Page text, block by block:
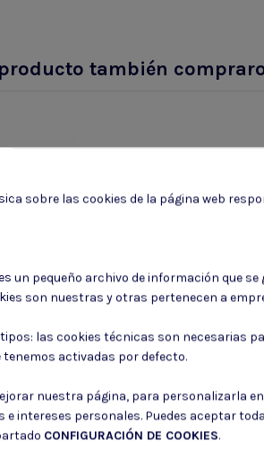
también
pistola
HOLSTER
4
sobre las cookies de la página web
un pequeño archivo de información que
son nuestras y otras pertenecen a
las cookies técnicas son necesarias
activadas por defecto.
nuestra página, para personalizarla
e intereses personales. Puedes aceptar
CONFIGURACIÓN DE COOKIES.